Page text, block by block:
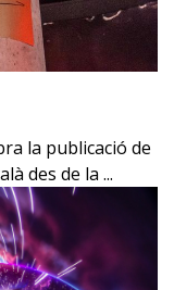
la publicació de
des de la ...